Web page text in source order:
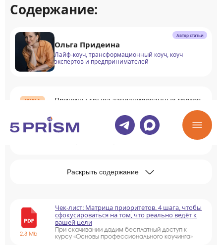
Содержание:
Автор статьи
Ольга Придеина
Лайф-коуч, трансформационный коуч, коуч
экспертов и предпринимателей
Причины срыва запланированных сроков
Рекомендации по эффективному
Раскрыть содержание
2.3 Mb
Чек-лист: Матрица приоритетов. 4 шага, чтобы
сфокусироваться на том, что реально ведёт к
вашей цели
При скачивании дадим бесплатный доступ к
курсу «Основы профессионального коучинга»